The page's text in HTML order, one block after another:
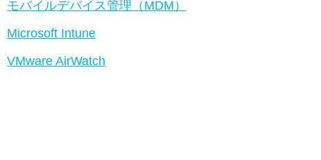
モバイルデバイス管理（MDM）
Microsoft Intune
VMware AirWatch